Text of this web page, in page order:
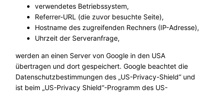
verwendetes Betriebssystem,
Referrer-URL (die zuvor besuchte Seite),
Hostname des zugreifenden Rechners (IP-Adresse),
Uhrzeit der Serveranfrage,
werden an einen Server von Google in den USA
übertragen und dort gespeichert. Google beachtet die
Datenschutzbestimmungen des „US-Privacy-Shield“ und
ist beim „US-Privacy Shield“-Programm des US-